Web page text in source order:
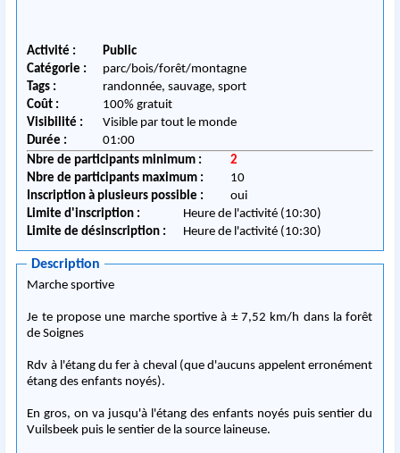
Activité :
Public
Catégorie :
parc/bois/forêt/montagne
Tags :
randonnée, sauvage, sport
Coût :
100% gratuit
Visibilité :
Visible par tout le monde
Durée :
01:00
Nbre de participants minimum :
2
Nbre de participants maximum :
10
Inscription à plusieurs possible :
oui
Limite d'inscription :
Heure de l'activité (10:30)
Limite de désinscription :
Heure de l'activité (10:30)
Description
Marche sportive
Je te propose une marche sportive à ± 7,52 km/h dans la forêt
de Soignes
Rdv à l'étang du fer à cheval (que d'aucuns appelent erronément
étang des enfants noyés).
En gros, on va jusqu'à l'étang des enfants noyés puis sentier du
Vuilsbeek puis le sentier de la source laineuse.